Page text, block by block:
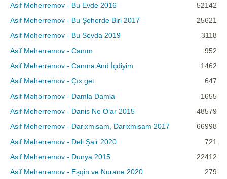
Asif Meherremov - Bu Evde 2016
52142
Asif Meherremov - Bu Şeherde Biri 2017
25621
Asif Meherremov - Bu Sevda 2019
3118
Asif Məhərrəmov - Canım
952
Asif Məhərrəmov - Canına And İçdiyim
1462
Asif Məhərrəmov - Çıx get
647
Asif Məhərrəmov - Damla Damla
1655
Asif Meherremov - Danis Ne Olar 2015
48579
Asif Meherremov - Darixmisam, Darixmisam 2017
66998
Asif Məhərrəmov - Dəli Şair 2020
721
Asif Meherremov - Dunya 2015
22412
Asif Məhərrəmov - Eşqin və Nuranə 2020
279